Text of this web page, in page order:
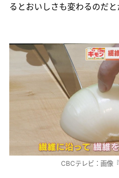
るとおいしさも変わるのだと
CBCテレビ：画像